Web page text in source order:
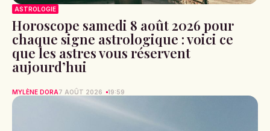
ASTROLOGIE
Horoscope samedi 8 août 2026 pour
chaque signe astrologique : voici ce
que les astres vous réservent
aujourd’hui
MYLÈNE DORA7 AOÛT 2026 19:59